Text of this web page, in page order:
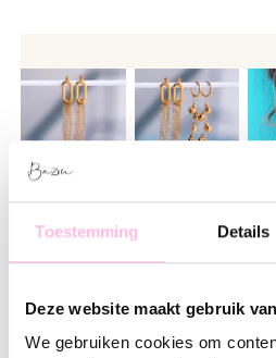
Toestemming Details
Deze website maakt gebruik
We gebruiken cookies om
Ovale oorbel met
€ 18.95
Varianten:
Goud